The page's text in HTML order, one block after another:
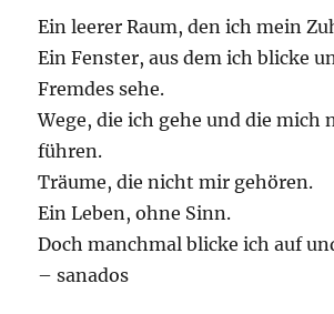
Ein leerer Raum, den ich mein
Ein Fenster, aus dem ich blicke
Fremdes sehe.
Wege, die ich gehe und die mich
führen.
Träume, die nicht mir gehören.
Ein Leben, ohne Sinn.
Doch manchmal blicke ich auf
– sanados